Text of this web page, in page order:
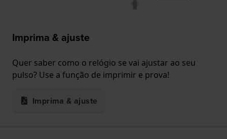
Imprima & ajuste
Quer saber como o relógio se vai ajustar ao seu
pulso? Use a função de imprimir e prova!
Imprima & ajuste